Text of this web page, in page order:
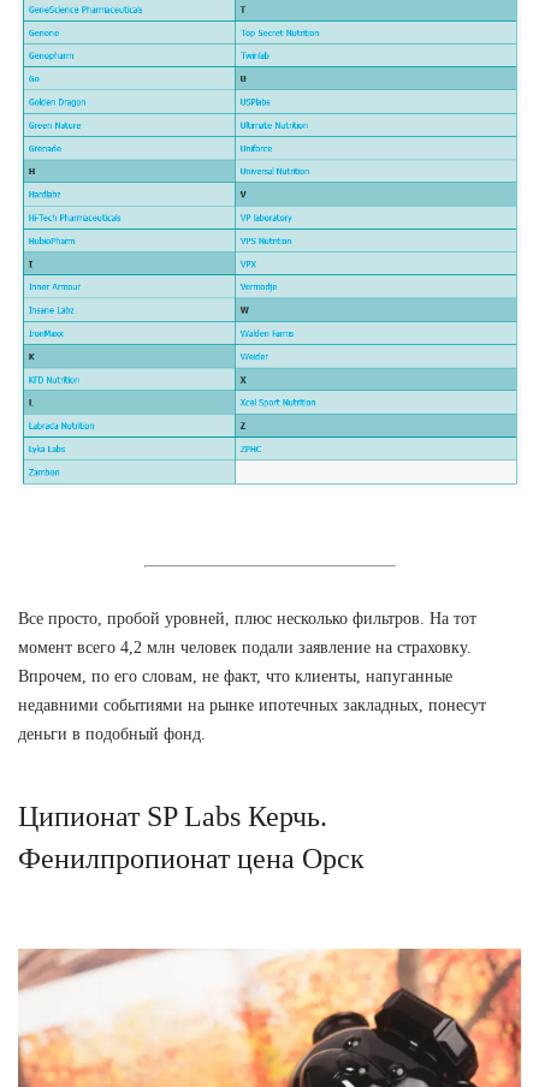
Все просто, пробой уровней, плюс несколько фильтров. На тот
момент всего 4,2 млн человек подали заявление на страховку.
Впрочем, по его словам, не факт, что клиенты, напуганные
недавними событиями на рынке ипотечных закладных, понесут
деньги в подобный фонд.
Ципионат SP Labs Керчь.
Фенилпропионат цена Орск